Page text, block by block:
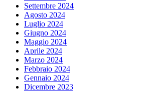
Settembre 2024
Agosto 2024
Luglio 2024
Giugno 2024
Maggio 2024
Aprile 2024
Marzo 2024
Febbraio 2024
Gennaio 2024
Dicembre 2023